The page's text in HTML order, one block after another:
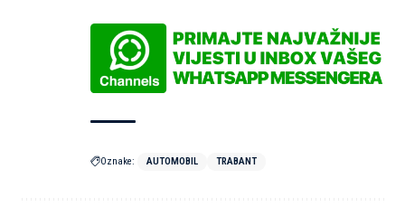
Oznake: AUTOMOBIL TRABANT